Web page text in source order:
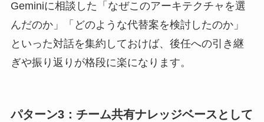
Geminiに相談した「なぜこのアーキテクチャを選
んだのか」「どのような代替案を検討したのか」
といった対話を集約しておけば、後任への引き継
ぎや振り返りが格段に楽になります。
パターン3：チーム共有ナレッジベースとして